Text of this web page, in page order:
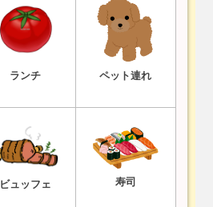
ランチ ペット連れ
ビュッフェ 寿司